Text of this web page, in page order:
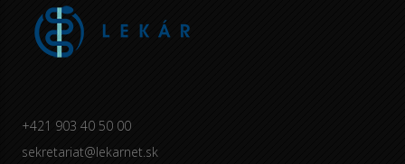
+421 903 40 50 00
sekretariat@lekarnet.sk